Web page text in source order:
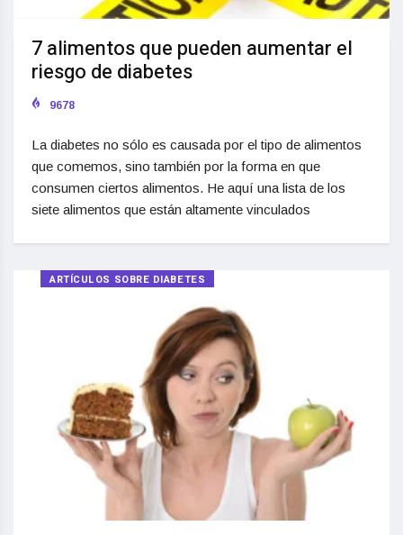
7 alimentos que pueden aumentar el
riesgo de diabetes
9678
La diabetes no sólo es causada por el tipo de alimentos
que comemos, sino también por la forma en que
consumen ciertos alimentos. He aquí una lista de los
siete alimentos que están altamente vinculados
ARTÍCULOS SOBRE DIABETES